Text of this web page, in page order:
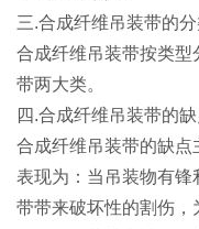
三.合成纤维吊装带的分
合成纤维吊装带按类
带两大类。
四.合成纤维吊装带的缺
合成纤维吊装带的缺
表现为：当吊装物有
带带来破坏性的割伤